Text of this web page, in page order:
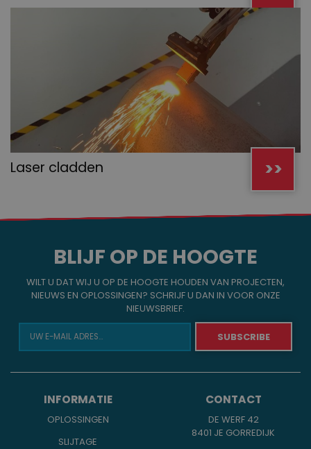
>>
Laser cladden
BLIJF OP DE HOOGTE
WILT U DAT WIJ U OP DE HOOGTE HOUDEN VAN PROJECTEN,
NIEUWS EN OPLOSSINGEN? SCHRIJF U DAN IN VOOR ONZE
NIEUWSBRIEF.
INFORMATIE
OPLOSSINGEN
SLIJTAGE
CONTACT
DE WERF 42
8401 JE GORREDIJK